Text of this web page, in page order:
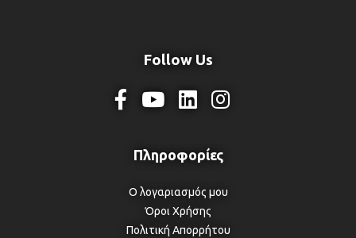
Follow Us
Ο λογαριασμός μου
Όροι Χρήσης
Πολιτική Απορρήτου